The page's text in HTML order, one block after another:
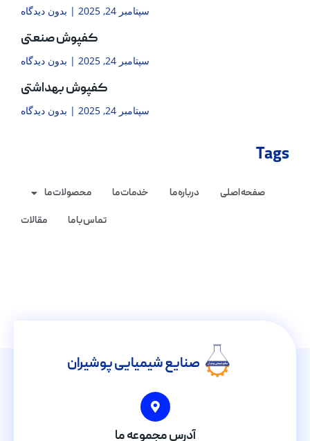
سپتامبر 24, 2025 بدون دیدگاه
کفپوش صنعتی
سپتامبر 24, 2025 بدون دیدگاه
کفپوش بهداشتی
سپتامبر 24, 2025 بدون دیدگاه
Tags
صفحه اصلی درباره ما خدمات ما
محصولات ما
تماس با ما
مقالات
صنایع شیمیایی پوشیران
آدرس مجموعه ما